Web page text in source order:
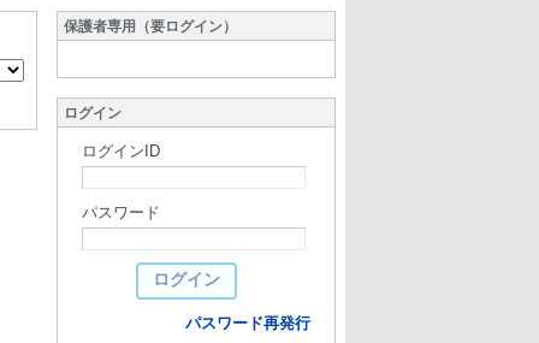
保護者専用（要ログイン）
ログイン
ログインID
パスワード
パスワード再発行